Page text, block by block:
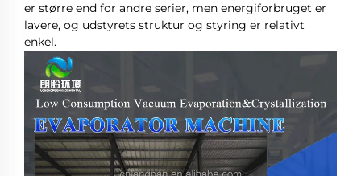
er større end for andre serier, men energiforbruget er
lavere, og udstyrets struktur og styring er relativt
enkel.